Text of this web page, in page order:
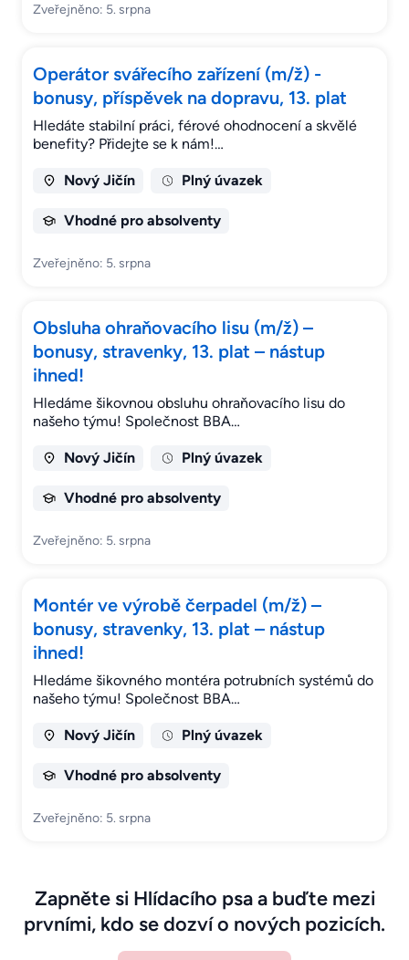
Zveřejněno: 5. srpna
Operátor svářecího zařízení (m/ž) -
bonusy, příspěvek na dopravu, 13. plat
Hledáte stabilní práci, férové ohodnocení a skvělé
benefity? Přidejte se k nám!…
Nový Jičín Plný úvazek
Vhodné pro absolventy
Zveřejněno: 5. srpna
Obsluha ohraňovacího lisu (m/ž) –
bonusy, stravenky, 13. plat – nástup
ihned!
Hledáme šikovnou obsluhu ohraňovacího lisu do
našeho týmu! Společnost BBA…
Nový Jičín Plný úvazek
Vhodné pro absolventy
Zveřejněno: 5. srpna
Montér ve výrobě čerpadel (m/ž) –
bonusy, stravenky, 13. plat – nástup
ihned!
Hledáme šikovného montéra potrubních systémů do
našeho týmu! Společnost BBA…
Nový Jičín Plný úvazek
Vhodné pro absolventy
Zveřejněno: 5. srpna
Zapněte si Hlídacího psa a buďte mezi
prvními, kdo se dozví o nových pozicích.